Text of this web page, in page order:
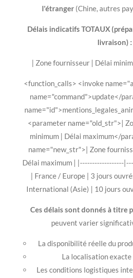
l'étranger (Chine, autres
Délais indicatifs TOTAUX
livraison) :
| Zone fournisseur | Délai
<function_calls> <invoke
name="command">update</
<parameter name="old_str">|
minimum | Délai maximum</
name="new_str">| Zone
Délai maximum | |------------------
| France / Europe | 3 jours
International (Asie) | 10 jours
Ces délais sont donnés à titre
peuvent varier
La disponibilité réelle du
La localisation
Les conditions logistiques